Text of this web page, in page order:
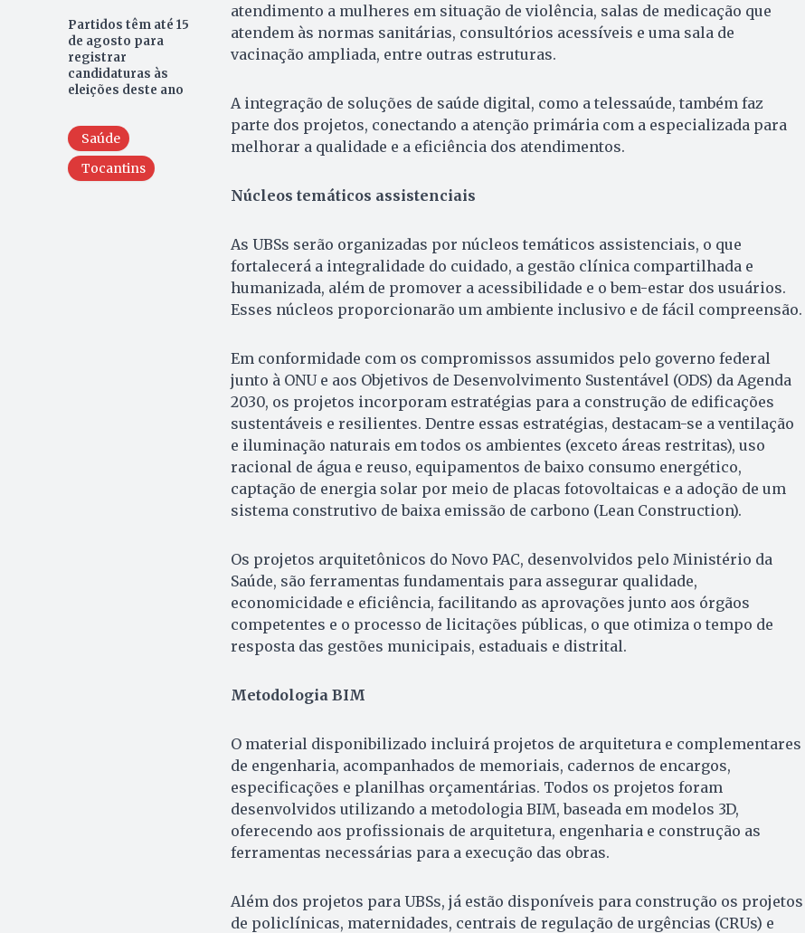
Partidos têm até 15
de agosto para
registrar
candidaturas às
eleições deste ano
Saúde
Tocantins
atendimento a mulheres em situação de violência, salas de medicação que
atendem às normas sanitárias, consultórios acessíveis e uma sala de
vacinação ampliada, entre outras estruturas.
A integração de soluções de saúde digital, como a telessaúde, também faz
parte dos projetos, conectando a atenção primária com a especializada para
melhorar a qualidade e a eficiência dos atendimentos.
Núcleos temáticos assistenciais
As UBSs serão organizadas por núcleos temáticos assistenciais, o que
fortalecerá a integralidade do cuidado, a gestão clínica compartilhada e
humanizada, além de promover a acessibilidade e o bem-estar dos usuários.
Esses núcleos proporcionarão um ambiente inclusivo e de fácil compreensão.
Em conformidade com os compromissos assumidos pelo governo federal
junto à ONU e aos Objetivos de Desenvolvimento Sustentável (ODS) da Agenda
2030, os projetos incorporam estratégias para a construção de edificações
sustentáveis e resilientes. Dentre essas estratégias, destacam-se a ventilação
e iluminação naturais em todos os ambientes (exceto áreas restritas), uso
racional de água e reuso, equipamentos de baixo consumo energético,
captação de energia solar por meio de placas fotovoltaicas e a adoção de um
sistema construtivo de baixa emissão de carbono (Lean Construction).
Os projetos arquitetônicos do Novo PAC, desenvolvidos pelo Ministério da
Saúde, são ferramentas fundamentais para assegurar qualidade,
economicidade e eficiência, facilitando as aprovações junto aos órgãos
competentes e o processo de licitações públicas, o que otimiza o tempo de
resposta das gestões municipais, estaduais e distrital.
Metodologia BIM
O material disponibilizado incluirá projetos de arquitetura e complementares
de engenharia, acompanhados de memoriais, cadernos de encargos,
especificações e planilhas orçamentárias. Todos os projetos foram
desenvolvidos utilizando a metodologia BIM, baseada em modelos 3D,
oferecendo aos profissionais de arquitetura, engenharia e construção as
ferramentas necessárias para a execução das obras.
Além dos projetos para UBSs, já estão disponíveis para construção os projetos
de policlínicas, maternidades, centrais de regulação de urgências (CRUs) e